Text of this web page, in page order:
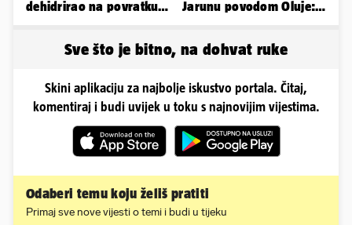
dehidrirao na povratku s
Jarunu povodom Oluje:
Sve što je bitno, na dohvat ruke
Skini aplikaciju za najbolje iskustvo portala. Čitaj,
komentiraj i budi uvijek u toku s najnovijim vijestima.
Odaberi temu koju želiš pratiti
Primaj sve nove vijesti o temi i budi u tijeku